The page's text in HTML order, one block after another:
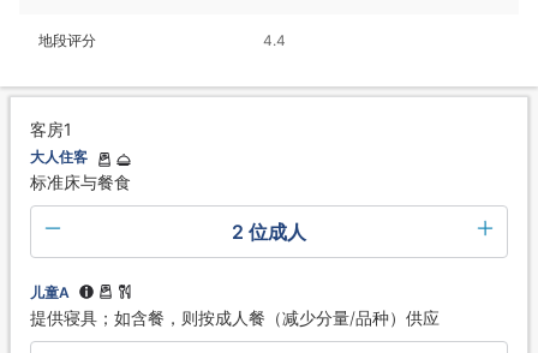
地段评分 4.4
客房1
大人住客
标准床与餐食
2 位成人
儿童A
提供寝具；如含餐，则按成人餐（减少分量/品种）供应